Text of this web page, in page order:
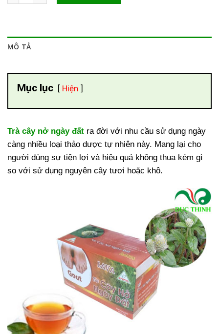
MÔ TẢ
Mục lục Hiện
Trà cây nở ngày đất ra đời với nhu cầu sử dụng ngày
càng nhiều loại thảo dược tự nhiên này. Mang lại cho
người dùng sự tiện lợi và hiệu quả không thua kém gì
so với sử dụng nguyên cây tươi hoặc khô.